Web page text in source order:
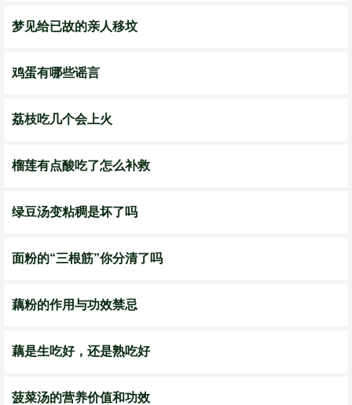
梦见给已故的亲人移坟
鸡蛋有哪些谣言
荔枝吃几个会上火
榴莲有点酸吃了怎么补救
绿豆汤变粘稠是坏了吗
面粉的“三根筋”你分清了吗
藕粉的作用与功效禁忌
藕是生吃好，还是熟吃好
菠菜汤的营养价值和功效